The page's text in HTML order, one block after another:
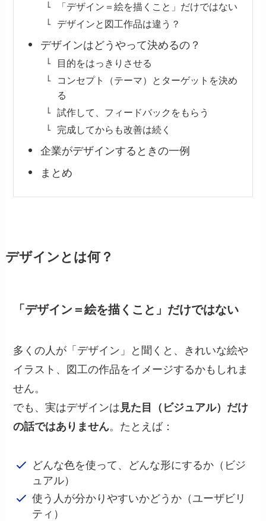
「デザイン＝絵を描くこと」だけではない
デザインと図工作品は違う？
デザインはどうやって決めるの？
目的をはっきりさせる
コンセプト（テーマ）とターゲットを決め
る
試作して、フィードバックをもらう
完成してからも改善は続く
企業がデザインするときの一例
まとめ
デザインとは何？
「デザイン＝絵を描くこと」だけではない
多くの人が「デザイン」と聞くと、きれいな絵や
イラスト、図工の作品をイメージするかもしれま
せん。
でも、実はデザインは 見た目（ビジュアル）だけ
の話ではありません。たとえば：
どんな色を使って、どんな形にするか（ビジ
ュアル）
使う人が分かりやすいかどうか（ユーザビリ
ティ）